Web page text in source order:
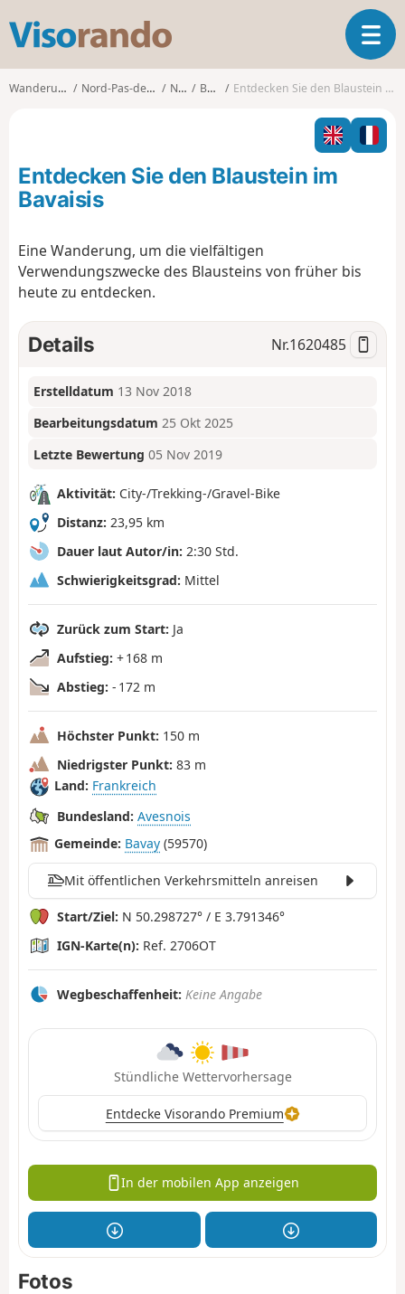
s
o
o
T
o
g
l
n
n
Wanderungen Nord-Pas-de-Calais Nord Bavay Entdecken Sie den Blaustein im Bavaisis
Entdecken Sie den Blaustein im
Bavaisis
Eine Wanderung, um die vielfältigen
Verwendungszwecke des Blausteins von früher bis
heute zu entdecken.
Details Nr.1620485
Erstelldatum 13 Nov 2018
Bearbeitungsdatum 25 Okt 2025
Letzte Bewertung 05 Nov 2019
Aktivität: City-/Trekking-/Gravel-Bike
Distanz: 23,95 km
Dauer laut Autor/in: 2:30 Std.
Schwierigkeitsgrad: Mittel
Zurück zum Start: Ja
Aufstieg: + 168 m
Abstieg: - 172 m
Höchster Punkt: 150 m
Niedrigster Punkt: 83 m
Land: Frankreich
Bundesland: Avesnois
Gemeinde: Bavay (59570)
Mit öffentlichen Verkehrsmitteln anreisen
Start/Ziel: N 50.298727° / E 3.791346°
IGN-Karte(n): Ref. 2706OT
Wegbeschaffenheit: Keine Angabe
Stündliche Wettervorhersage
Entdecke Visorando Premium
In der mobilen App anzeigen
Fotos